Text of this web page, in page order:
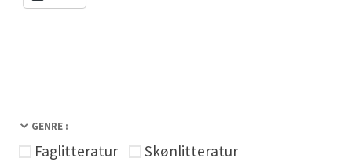
GENRE :
Faglitteratur Skønlitteratur